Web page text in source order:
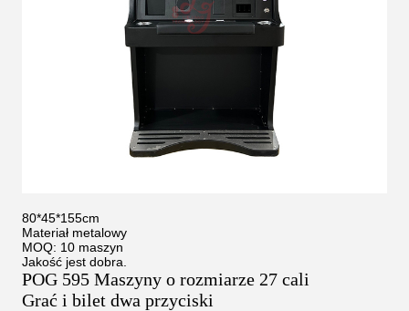
80*45*155cm
Materiał metalowy
MOQ: 10 maszyn
Jakość jest dobra.
POG 595 Maszyny o rozmiarze 27 cali
Grać i bilet dwa przyciski